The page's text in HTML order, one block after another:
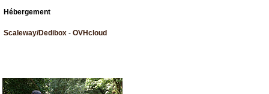
Hébergement
Scaleway/Dedibox - OVHcloud